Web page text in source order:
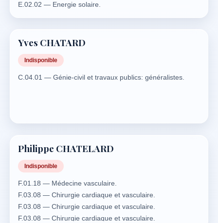
E.02.02 — Energie solaire.
Yves CHATARD
Indisponible
C.04.01 — Génie-civil et travaux publics: généralistes.
Philippe CHATELARD
Indisponible
F.01.18 — Médecine vasculaire.
F.03.08 — Chirurgie cardiaque et vasculaire.
F.03.08 — Chirurgie cardiaque et vasculaire.
F.03.08 — Chirurgie cardiaque et vasculaire.